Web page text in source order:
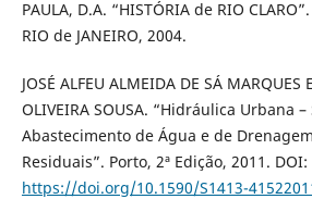
PAULA, D.A. “HISTÓRIA de RIO CLARO”.
RIO de JANEIRO, 2004.
JOSÉ ALFEU ALMEIDA DE SÁ MARQUES
OLIVEIRA SOUSA. “Hidráulica Urbana
Abastecimento de Água e de
Residuais”. Porto, 2ª Edição, 2011. DOI:
https://doi.org/10.1590/S1413-